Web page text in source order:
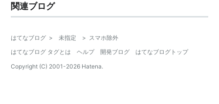
切り上…
関連ブログ
はてなブログ > 未指定 > スマホ除外
はてなブログ タグとは
ヘルプ 開発ブログ
はてなブログトップ
Copyright (C) 2001-2026 Hatena.